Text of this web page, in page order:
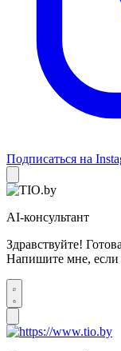
Подписаться на
AI-консультант
Здравствуйте!
Напишите мне, если